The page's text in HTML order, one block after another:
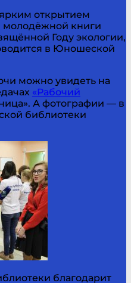
открытием
молодёжной книги
Году экологии,
в Юношеской
можно увидеть на
«Рабочий
А фотографии — в
библиотеки
благодарит